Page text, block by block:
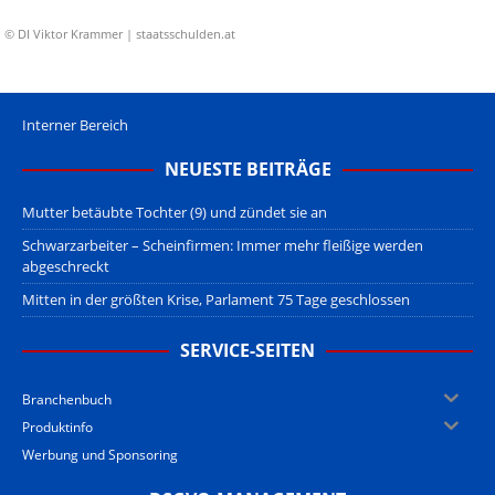
© DI Viktor Krammer | staatsschulden.at
Interner Bereich
NEUESTE BEITRÄGE
Mutter betäubte Tochter (9) und zündet sie an
Schwarzarbeiter – Scheinfirmen: Immer mehr fleißige werden
abgeschreckt
Mitten in der größten Krise, Parlament 75 Tage geschlossen
SERVICE-SEITEN
Branchenbuch
Produktinfo
Werbung und Sponsoring